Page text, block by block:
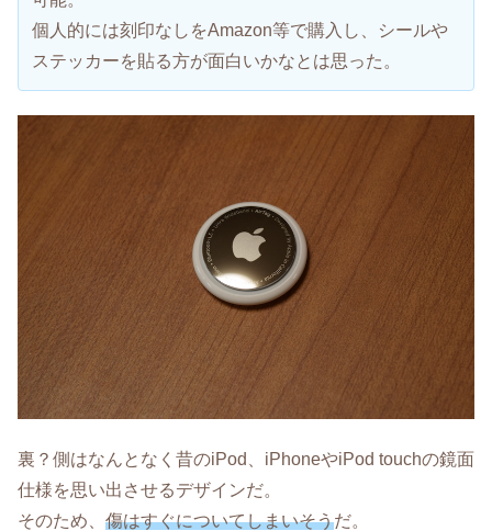
個人的には刻印なしをAmazon等で購入し、シールや
ステッカーを貼る方が面白いかなとは思った。
裏？側はなんとなく昔のiPod、iPhoneやiPod touchの鏡面
仕様を思い出させるデザインだ。
そのため、 傷はすぐについてしまいそうだ。